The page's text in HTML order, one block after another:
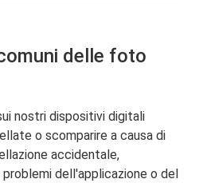
delle foto
nostri dispositivi digitali
o scomparire a causa di
accidentale,
dell'applicazione o del